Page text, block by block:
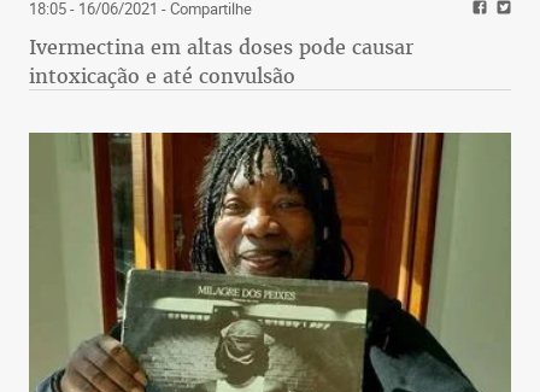
18:05 - 16/06/2021 - Compartilhe
Ivermectina em altas doses pode causar
intoxicação e até convulsão